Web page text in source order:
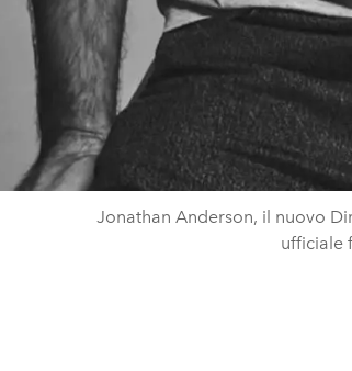
Jonathan Anderson, il nuovo
ufficiale